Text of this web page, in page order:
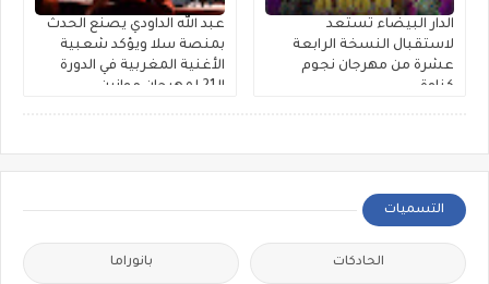
الدار البيضاء تستعد
لاستقبال النسخة الرابعة
عشرة من مهرجان نجوم
كناوة
عبد الله الداودي يصنع الحدث
بمنصة سلا ويؤكد شعبية
الأغنية المغربية في الدورة
الـ21 لمهرجان موازين
التسميات
الحادكات بانوراما